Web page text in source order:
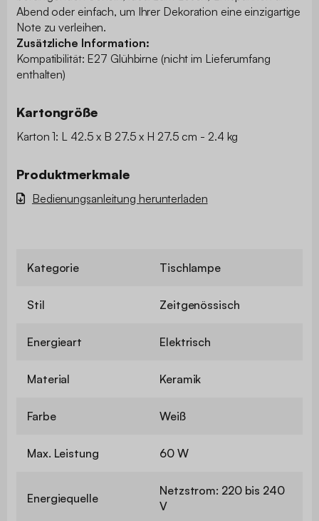
Abend oder einfach, um Ihrer Dekoration eine einzigartige
Note zu verleihen.
Zusätzliche Information:
Kompatibilität: E27 Glühbirne (nicht im Lieferumfang
enthalten)
Kartongröße
Karton 1: L 42.5 x B 27.5 x H 27.5 cm - 2.4 kg
Produktmerkmale
Bedienungsanleitung herunterladen
Kategorie Tischlampe
Stil Zeitgenössisch
Energieart Elektrisch
Material Keramik
Farbe Weiß
Max. Leistung 60 W
Energiequelle
Netzstrom: 220 bis 240
V